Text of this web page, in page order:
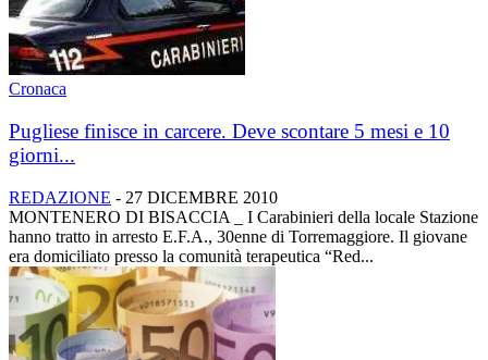
Cronaca
Pugliese finisce in carcere. Deve scontare 5 mesi e 10
giorni...
REDAZIONE - 27 DICEMBRE 2010
MONTENERO DI BISACCIA _ I Carabinieri della locale Stazione
hanno tratto in arresto E.F.A., 30enne di Torremaggiore. Il giovane
era domiciliato presso la comunità terapeutica “Red...